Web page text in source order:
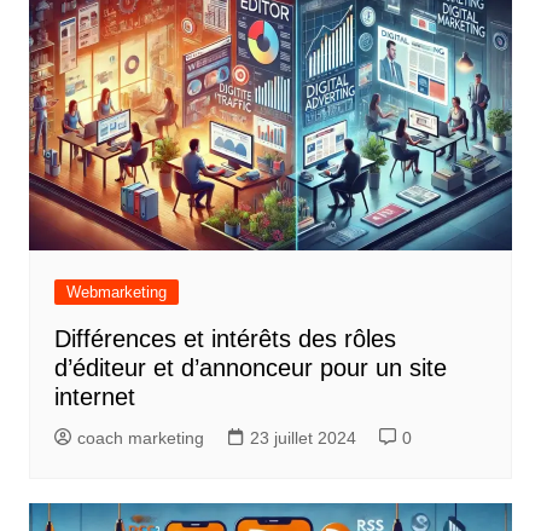
Webmarketing
Différences et intérêts des rôles
d’éditeur et d’annonceur pour un site
internet
coach marketing 23 juillet 2024 0